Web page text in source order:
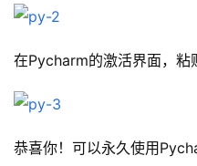
在Pycharm的激活界面，粘
恭喜你！可以永久使用